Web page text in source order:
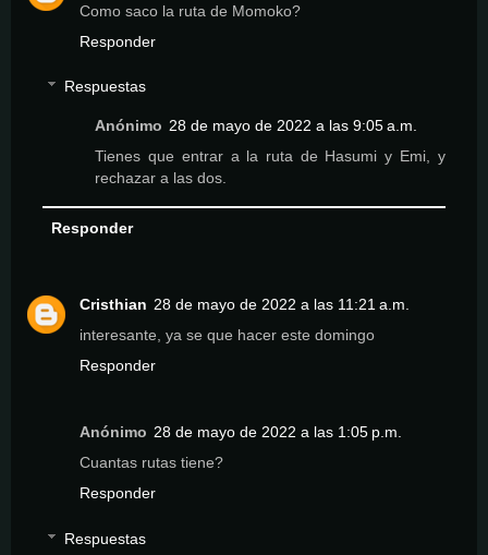
Como saco la ruta de Momoko?
Responder
Respuestas
Anónimo 28 de mayo de 2022 a las 9:05 a.m.
Tienes que entrar a la ruta de Hasumi y Emi, y
rechazar a las dos.
Responder
Cristhian 28 de mayo de 2022 a las 11:21 a.m.
interesante, ya se que hacer este domingo
Responder
Anónimo 28 de mayo de 2022 a las 1:05 p.m.
Cuantas rutas tiene?
Responder
Respuestas